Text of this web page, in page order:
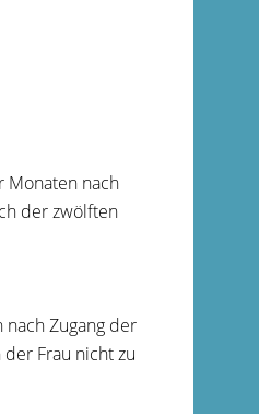
Monaten nach
der zwölften
Zugang der
Frau nicht zu